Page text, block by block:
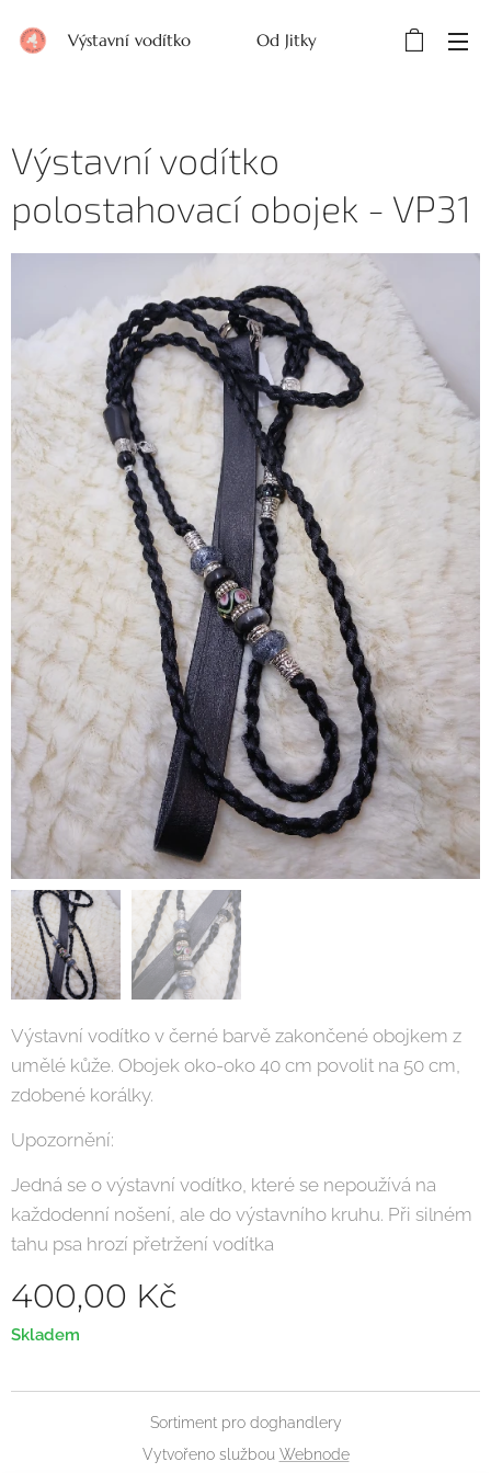
Výstavní vodítko Od Jitky
Výstavní vodítko
polostahovací obojek - VP31
Výstavní vodítko v černé barvě zakončené obojkem z
umělé kůže. Obojek oko-oko 40 cm povolit na 50 cm,
zdobené korálky.
Upozornění:
Jedná se o výstavní vodítko, které se nepoužívá na
každodenní nošení, ale do výstavního kruhu. Při silném
tahu psa hrozí přetržení vodítka
400,00 Kč
Skladem
Sortiment pro doghandlery
Vytvořeno službou Webnode